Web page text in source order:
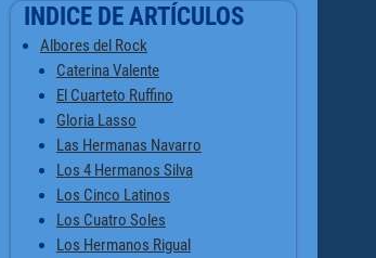
INDICE DE ARTÍCULOS
Albores del Rock
Caterina Valente
El Cuarteto Ruffino
Gloria Lasso
Las Hermanas Navarro
Los 4 Hermanos Silva
Los Cinco Latinos
Los Cuatro Soles
Los Hermanos Rigual